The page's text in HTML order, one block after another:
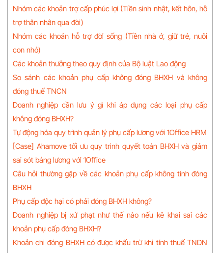
Nhóm các khoản trợ cấp phúc lợi (Tiền sinh nhật, kết hôn, hỗ
trợ thân nhân qua đời)
Nhóm các khoản hỗ trợ đời sống (Tiền nhà ở, giữ trẻ, nuôi
con nhỏ)
Các khoản thưởng theo quy định của Bộ luật Lao động
So sánh các khoản phụ cấp không đóng BHXH và không
đóng thuế TNCN
Doanh nghiệp cần lưu ý gì khi áp dụng các loại phụ cấp
không đóng BHXH?
Tự động hóa quy trình quản lý phụ cấp lương với 1Office HRM
[Case] Ahamove tối ưu quy trình quyết toán BHXH và giảm
sai sót bảng lương với 1Office
Câu hỏi thường gặp về các khoản phụ cấp không tính đóng
BHXH
Phụ cấp độc hại có phải đóng BHXH không?
Doanh nghiệp bị xử phạt như thế nào nếu kê khai sai các
khoản phụ cấp đóng BHXH?
Khoản chi đóng BHXH có được khấu trừ khi tính thuế TNDN